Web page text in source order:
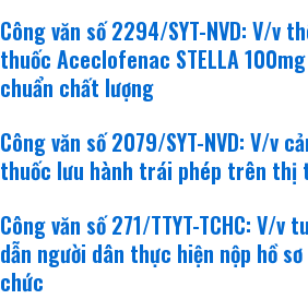
Công văn số 2294/SYT-NVD: V/v
thuốc Aceclofenac STELLA
chuẩn chất lượng
Công văn số 2079/SYT-NVD: V/v
thuốc lưu hành trái phép trên thị
Công văn số 271/TTYT-TCHC: V/v
dẫn người dân thực hiện nộp hồ
chức